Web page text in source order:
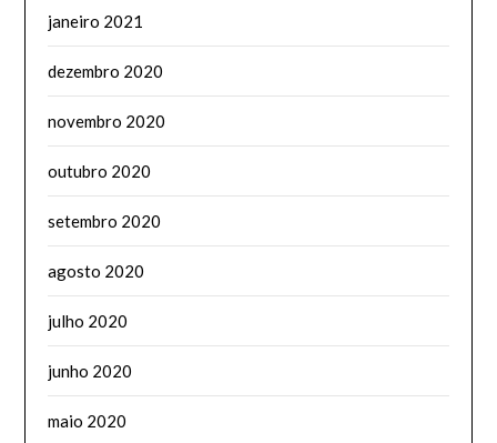
janeiro 2021
dezembro 2020
novembro 2020
outubro 2020
setembro 2020
agosto 2020
julho 2020
junho 2020
maio 2020